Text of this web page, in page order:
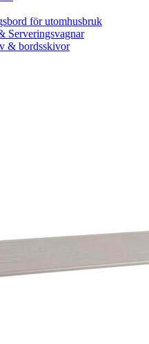
för utomhusbruk
Serveringsvagnar
& bordsskivor